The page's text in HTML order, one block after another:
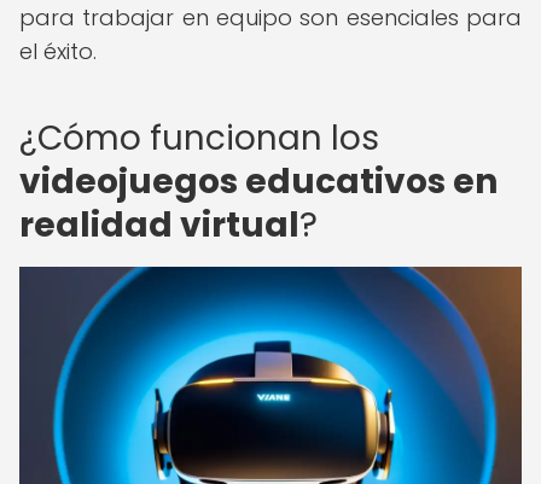
para trabajar en equipo son esenciales para
el éxito.
¿Cómo funcionan los
videojuegos educativos en
realidad virtual?